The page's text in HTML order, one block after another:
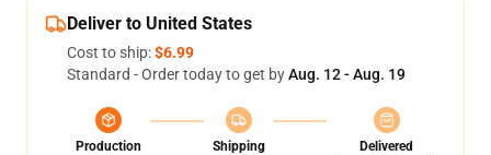
Deliver to United States
Cost to ship:$6.99
Standard - Order today to get byAug. 12 - Aug. 19
Production
Shipping
Delivered